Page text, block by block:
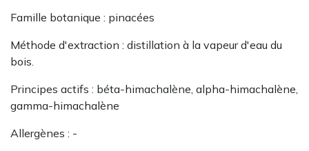
Famille botanique : pinacées
Méthode d'extraction : distillation à la vapeur d'eau du
bois.
Principes actifs : béta-himachalène, alpha-himachalène,
gamma-himachalène
Allergènes : -